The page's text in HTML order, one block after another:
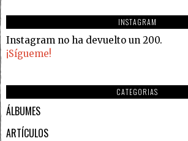
INSTAGRAM
Instagram no ha devuelto un 200.
¡Sígueme!
CATEGORIAS
ÁLBUMES
ARTÍCULOS